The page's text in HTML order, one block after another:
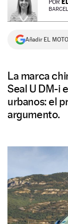
NEWSLETTER
SÍGUENOS
POR
Añadir EL
La marca
Seal U DM-i
urbanos: el
argumento.